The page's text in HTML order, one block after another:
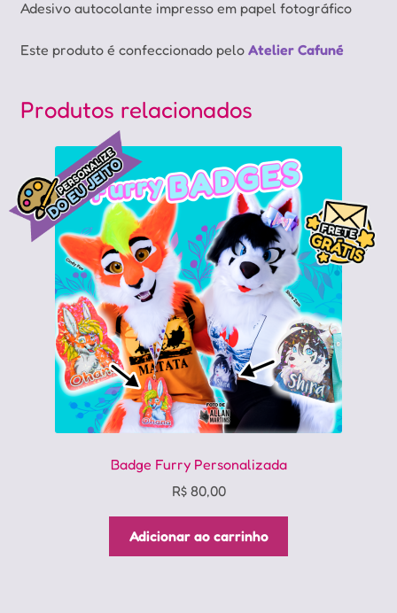
Adesivo autocolante impresso em papel fotográfico
Este produto é confeccionado pelo Atelier Cafuné
Produtos relacionados
Badge Furry Personalizada
R$80,00
Adicionar ao carrinho